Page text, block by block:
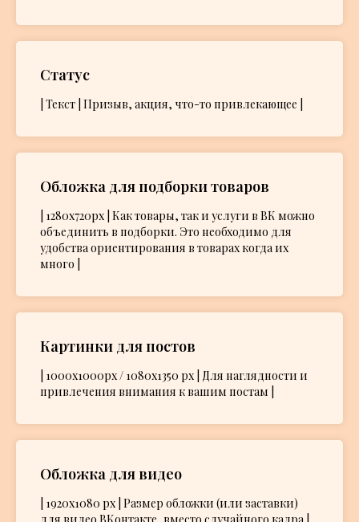
Статус
| Текст | Призыв, акция, что-то привлекающее |
Обложка для подборки товаров
| 1280х720px | Как товары, так и услуги в ВК можно
объединить в подборки. Это необходимо для
удобства ориентирования в товарах когда их
много |
Картинки для постов
| 1000х1000px / 1080х1350 px | Для наглядности и
привлечения внимания к вашим постам |
Обложка для видео
| 1920х1080 px | Размер обложки (или заставки)